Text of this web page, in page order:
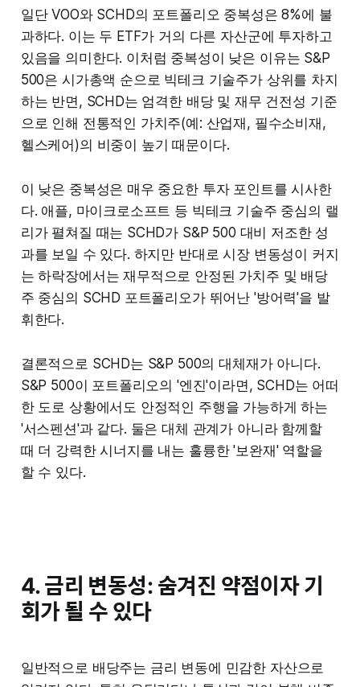
일단 VOO와 SCHD의 포트폴리오 중복성은 8%에 불
과하다. 이는 두 ETF가 거의 다른 자산군에 투자하고
있음을 의미한다. 이처럼 중복성이 낮은 이유는 S&P
500은 시가총액 순으로 빅테크 기술주가 상위를 차지
하는 반면, SCHD는 엄격한 배당 및 재무 건전성 기준
으로 인해 전통적인 가치주(예: 산업재, 필수소비재,
헬스케어)의 비중이 높기 때문이다.
이 낮은 중복성은 매우 중요한 투자 포인트를 시사한
다. 애플, 마이크로소프트 등 빅테크 기술주 중심의 랠
리가 펼쳐질 때는 SCHD가 S&P 500 대비 저조한 성
과를 보일 수 있다. 하지만 반대로 시장 변동성이 커지
는 하락장에서는 재무적으로 안정된 가치주 및 배당
주 중심의 SCHD 포트폴리오가 뛰어난 '방어력'을 발
휘한다.
결론적으로 SCHD는 S&P 500의 대체재가 아니다.
S&P 500이 포트폴리오의 '엔진'이라면, SCHD는 어떠
한 도로 상황에서도 안정적인 주행을 가능하게 하는
'서스펜션'과 같다. 둘은 대체 관계가 아니라 함께할
때 더 강력한 시너지를 내는 훌륭한 '보완재' 역할을
할 수 있다.
4. 금리 변동성: 숨겨진 약점이자 기
회가 될 수 있다
일반적으로 배당주는 금리 변동에 민감한 자산으로